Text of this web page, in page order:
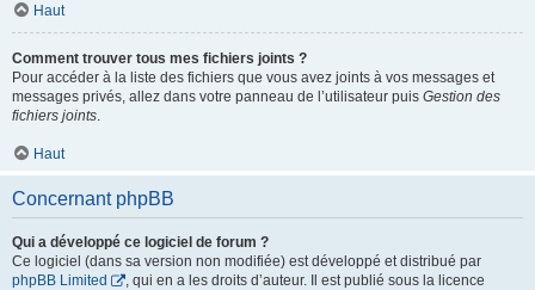
Haut
Comment trouver tous mes fichiers joints ?
Pour accéder à la liste des fichiers que vous avez joints à vos messages et
messages privés, allez dans votre panneau de l’utilisateur puis Gestion des
fichiers joints.
Haut
Concernant phpBB
Qui a développé ce logiciel de forum ?
Ce logiciel (dans sa version non modifiée) est développé et distribué par
phpBB Limited
, qui en a les droits d’auteur. Il est publié sous la licence